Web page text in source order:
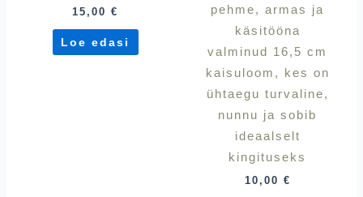
15,00€
Loe edasi
pehme, armas ja
käsitööna
valminud 16,5 cm
kaisuloom, kes on
ühtaegu turvaline,
nunnu ja sobib
ideaalselt
kingituseks
10,00 €